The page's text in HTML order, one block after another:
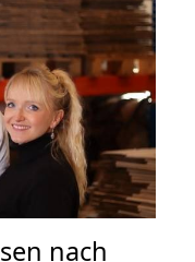
nach